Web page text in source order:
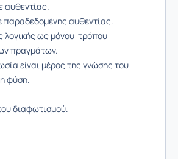
αυθεντίας.
παραδεδομένης αυθεντίας.
λογικής ως μόνου τρόπου
πραγμάτων.
είναι μέρος της γνώσης του
φύση.
διαφωτισμού.